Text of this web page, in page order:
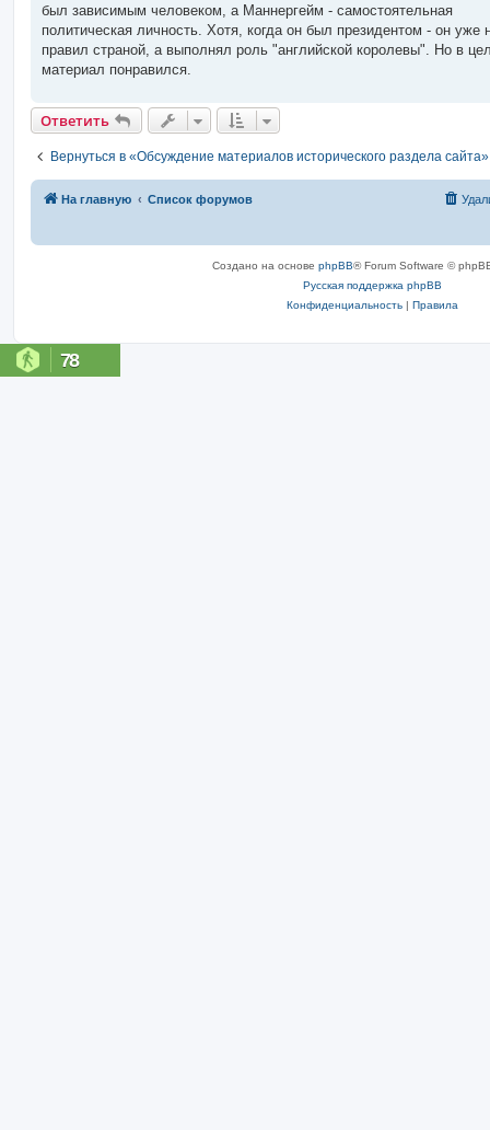
был зависимым человеком, а Маннергейм - самостоятельная
политическая личность. Хотя, когда он был президентом - он уже
правил страной, а выполнял роль "английской королевы". Но в
материал понравился.
Ответить
Вернуться в «Обсуждение материалов исторического раздела сайта»
На главную Список форумов
Создано на основе phpBB® Forum Software ©
Русская поддержка phpBB
Конфиденциальность | Правила
78